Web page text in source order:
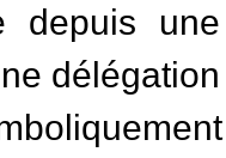
depuis